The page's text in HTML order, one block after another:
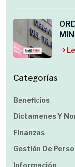
Categorías
Beneficios
Dictamenes Y
Finanzas
Gestión De
Información